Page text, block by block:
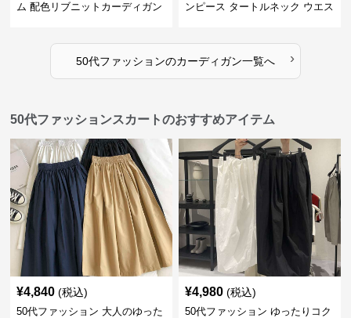
ム 配色リブニットカーディガン
ンピース タートルネック ウエス
50代ファッションのカーディガン一覧へ ›
50代ファッションスカートのおすすめアイテム
¥4,840 (税込)
50代ファッション 大人のゆった
¥4,980 (税込)
50代ファッション ゆったりコク